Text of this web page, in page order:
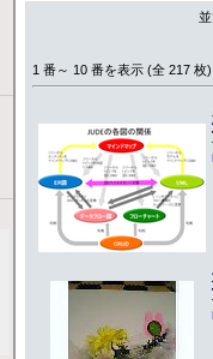
1 番～ 10 番を表示 (全 217 枚)